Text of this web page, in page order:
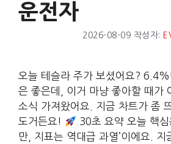
운전자
2026-08-09 작성자:
오늘 테슬라 주가 보셨어요?
은 좋은데, 이거 마냥 좋아할 때가
소식 가져왔어요. 지금 차트가 좀
도거든요!
30초 요약 오늘 핵
만, 지표는 역대급 과열’이에요. 지